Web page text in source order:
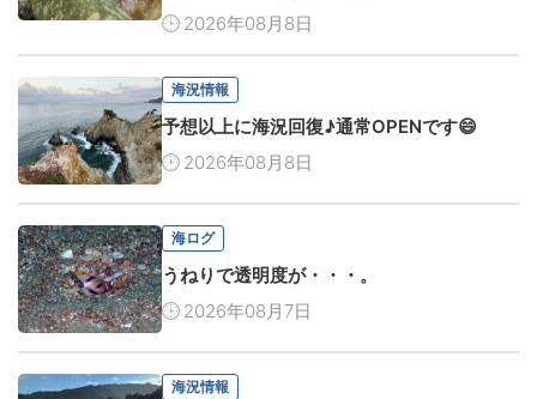
2026年08月8日
海況情報
予想以上に海況回復♪通常OPENです😄
2026年08月8日
海ログ
うねりで透明度が・・・。
2026年08月7日
海況情報